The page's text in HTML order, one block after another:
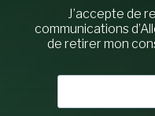
J’accepte de
communications
de retirer mon